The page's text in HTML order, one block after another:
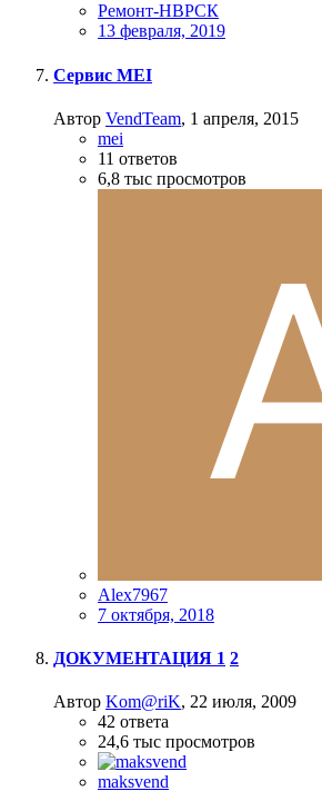
Ремонт-НВРСК
13 февраля, 2019
Сервис MEI
Автор VendTeam, 1 апреля, 2015
mei
11 ответов
6,8 тыс просмотров
Alex7967
7 октября, 2018
ДОКУМЕНТАЦИЯ 1 2
Автор Kom@riK, 22 июля, 2009
42 ответа
24,6 тыс просмотров
maksvend